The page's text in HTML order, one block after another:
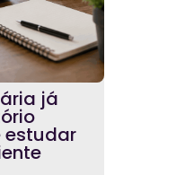
já
estudar